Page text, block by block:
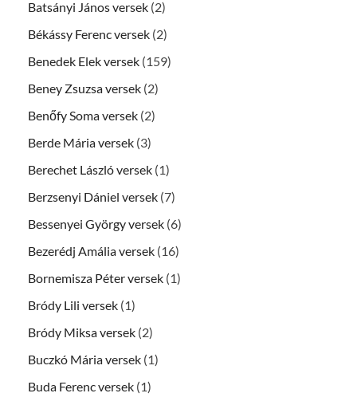
Batsányi János versek (2)
Békássy Ferenc versek (2)
Benedek Elek versek (159)
Beney Zsuzsa versek (2)
Benőfy Soma versek (2)
Berde Mária versek (3)
Berechet László versek (1)
Berzsenyi Dániel versek (7)
Bessenyei György versek (6)
Bezerédj Amália versek (16)
Bornemisza Péter versek (1)
Bródy Lili versek (1)
Bródy Miksa versek (2)
Buczkó Mária versek (1)
Buda Ferenc versek (1)